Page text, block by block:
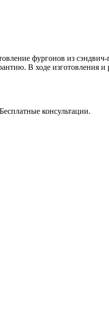
фургонов из
В ходе изготовления
консультации.